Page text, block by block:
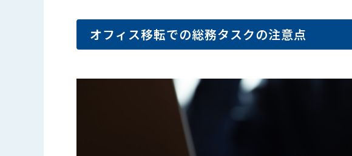
オフィス移転での総務タスクの注意点